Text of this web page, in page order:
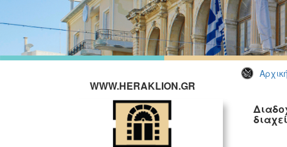
Αρχική
WWW.HERAKLION.GR